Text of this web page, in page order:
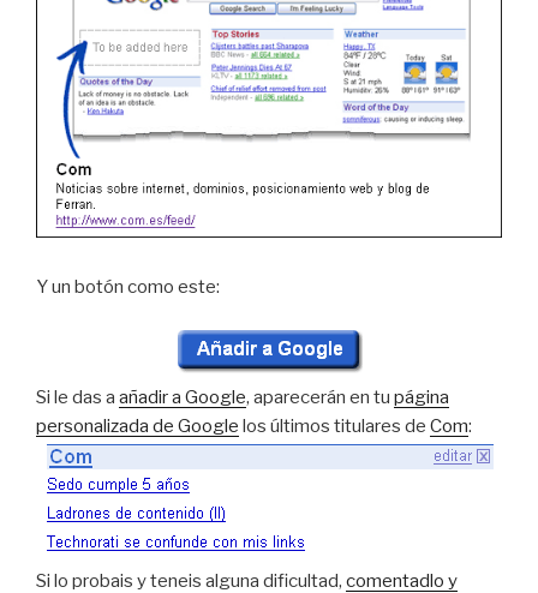
Y un botón como este:
Si le das a añadir a Google, aparecerán en tu página
personalizada de Google los últimos titulares de Com:
Si lo probais y teneis alguna dificultad, comentadlo y